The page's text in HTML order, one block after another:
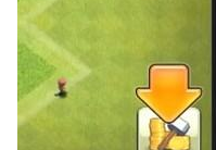
الحكام الآخرين. لا يكسبك
إمكانية الوصول إلى
واستعرض صعود حضارة